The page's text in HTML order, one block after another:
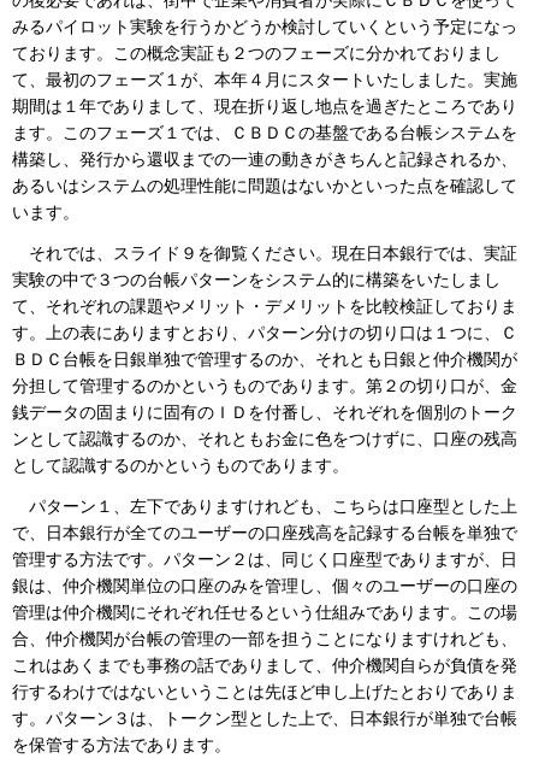
みるパイロット実験を行うかどうか検討していくという予定になっ
ております。この概念実証も２つのフェーズに分かれておりまし
て、最初のフェーズ１が、本年４月にスタートいたしました。実施
期間は１年でありまして、現在折り返し地点を過ぎたところであり
ます。このフェーズ１では、ＣＢＤＣの基盤である台帳システムを
構築し、発行から還収までの一連の動きがきちんと記録されるか、
あるいはシステムの処理性能に問題はないかといった点を確認して
います。
それでは、スライド９を御覧ください。現在日本銀行では、実証
実験の中で３つの台帳パターンをシステム的に構築をいたしまし
て、それぞれの課題やメリット・デメリットを比較検証しておりま
す。上の表にありますとおり、パターン分けの切り口は１つに、Ｃ
ＢＤＣ台帳を日銀単独で管理するのか、それとも日銀と仲介機関が
分担して管理するのかというものであります。第２の切り口が、金
銭データの固まりに固有のＩＤを付番し、それぞれを個別のトーク
ンとして認識するのか、それともお金に色をつけずに、口座の残高
として認識するのかというものであります。
パターン１、左下でありますけれども、こちらは口座型とした上
で、日本銀行が全てのユーザーの口座残高を記録する台帳を単独で
管理する方法です。パターン２は、同じく口座型でありますが、日
銀は、仲介機関単位の口座のみを管理し、個々のユーザーの口座の
管理は仲介機関にそれぞれ任せるという仕組みであります。この場
合、仲介機関が台帳の管理の一部を担うことになりますけれども、
これはあくまでも事務の話でありまして、仲介機関自らが負債を発
行するわけではないということは先ほど申し上げたとおりでありま
す。パターン３は、トークン型とした上で、日本銀行が単独で台帳
を保管する方法であります。